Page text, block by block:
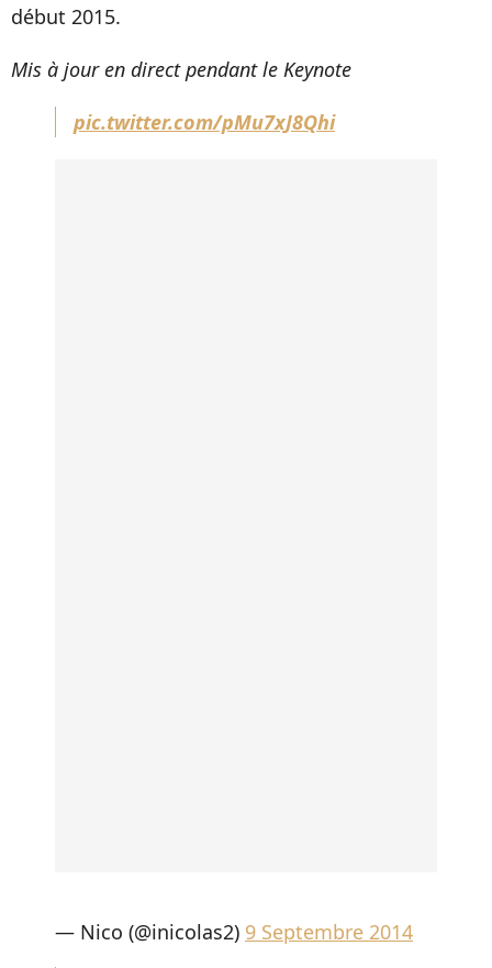
début 2015.
Mis à jour en direct pendant le Keynote
pic.twitter.com/pMu7xJ8Qhi
— Nico (@inicolas2) 9 Septembre 2014